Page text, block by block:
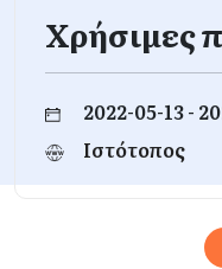
Χρήσιμες
2022-05-13 -
Ιστότοπος